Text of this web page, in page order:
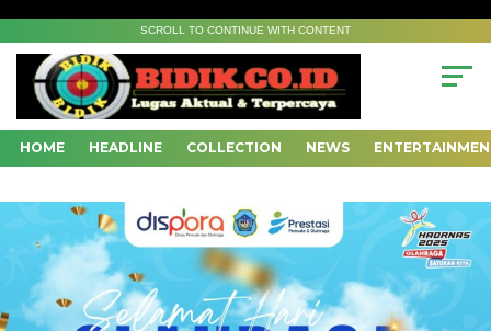
SCROLL TO CONTINUE WITH CONTENT
HOME HEADLINE COLLECTION NEWS